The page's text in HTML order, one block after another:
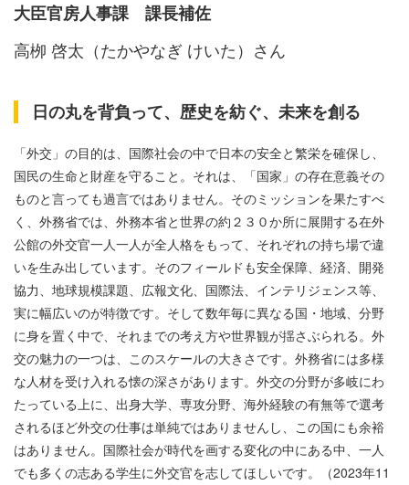
大臣官房人事課 課長補佐
高栁 啓太（たかやなぎ けいた）さん
日の丸を背負って、歴史を紡ぐ、未来を創る
「外交」の目的は、国際社会の中で日本の安全と繁栄を確保し、
国民の生命と財産を守ること。それは、「国家」の存在意義その
ものと言っても過言ではありません。そのミッションを果たすべ
く、外務省では、外務本省と世界の約２３０か所に展開する在外
公館の外交官一人一人が全人格をもって、それぞれの持ち場で違
いを生み出しています。そのフィールドも安全保障、経済、開発
協力、地球規模課題、広報文化、国際法、インテリジェンス等、
実に幅広いのが特徴です。そして数年毎に異なる国・地域、分野
に身を置く中で、それまでの考え方や世界観が揺さぶられる。外
交の魅力の一つは、このスケールの大きさです。外務省には多様
な人材を受け入れる懐の深さがあります。外交の分野が多岐にわ
たっている上に、出身大学、専攻分野、海外経験の有無等で選考
されるほど外交の仕事は単純ではありませんし、この国にも余裕
はありません。国際社会が時代を画する変化の中にある中、一人
でも多くの志ある学生に外交官を志してほしいです。（2023年11